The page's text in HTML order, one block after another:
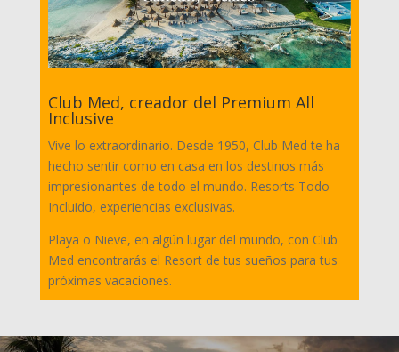
Club Med, creador del Premium All
Inclusive
Vive lo extraordinario. Desde 1950, Club Med te ha
hecho sentir como en casa en los destinos más
impresionantes de todo el mundo. Resorts Todo
Incluido, experiencias exclusivas.
Playa o Nieve, en algún lugar del mundo, con Club
Med encontrarás el Resort de tus sueños para tus
próximas vacaciones.